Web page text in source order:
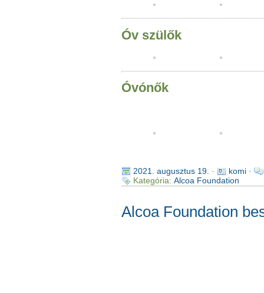
Óv szülők
Óvónők
2021. augusztus 19. · komi·
Kategória: Alcoa Foundation
Alcoa Foundation